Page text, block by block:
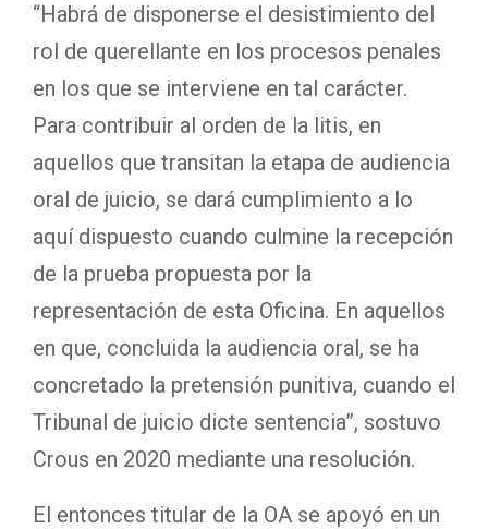
“Habrá de disponerse el desistimiento del
rol de querellante en los procesos penales
en los que se interviene en tal carácter.
Para contribuir al orden de la litis, en
aquellos que transitan la etapa de audiencia
oral de juicio, se dará cumplimiento a lo
aquí dispuesto cuando culmine la recepción
de la prueba propuesta por la
representación de esta Oficina. En aquellos
en que, concluida la audiencia oral, se ha
concretado la pretensión punitiva, cuando el
Tribunal de juicio dicte sentencia”, sostuvo
Crous en 2020 mediante una resolución.
El entonces titular de la OA se apoyó en un